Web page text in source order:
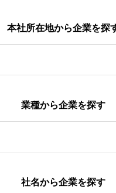
本社所在地から企業を探
業種から企業を探す
社名から企業を探す